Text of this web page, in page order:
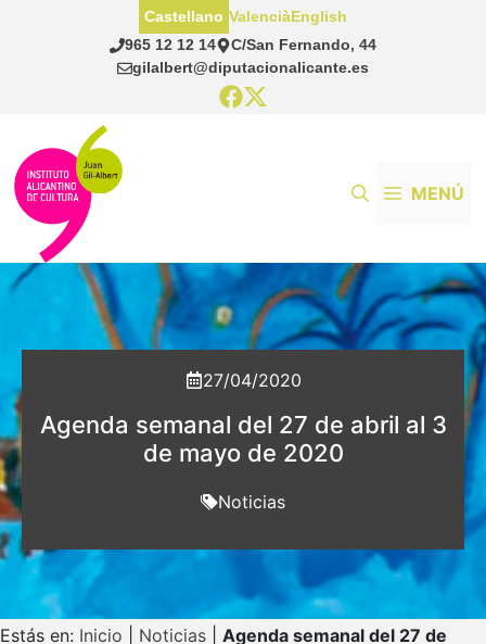
965 12 12 14
C/San Fernando, 44
gilalbert@diputacionalicante.es
Castellano ValenciàEnglish
MENÚ
27/04/2020
Agenda semanal del 27 de abril al 3
de mayo de 2020
Noticias
Estás en: Inicio Noticias
Agenda semanal del 27 de